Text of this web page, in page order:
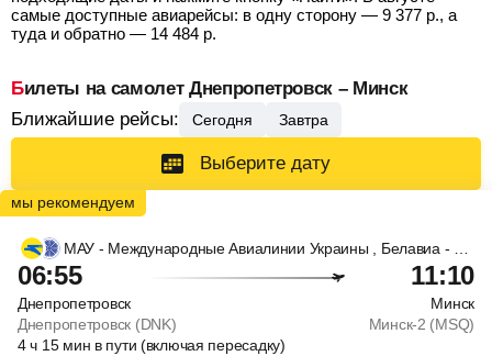
самые доступные авиарейсы: в одну сторону — 9 377 р., а
туда и обратно — 14 484 р.
Билеты на самолет Днепропетровск – Минск
Ближайшие рейсы:
Сегодня Завтра
Выберите дату
МАУ - Международные Авиалинии Украины , Белавиа - Белорусские авиалинии
06:55 11:10
Днепропетровск
Минск
Днепропетровск (DNK)
Минск-2 (MSQ)
4ч 15 мин в пути (включая пересадку)